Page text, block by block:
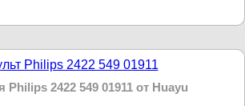
Philips 2422 549 01911 от Huayu